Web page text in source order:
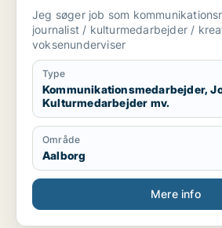
/ kulturmedarbejder /
/ voksenunderviser
Jeg søger job som
journalist / kulturmedarbejder /
voksenunderviser
Type
Kommunikationsmedarbejder,
Kulturmedarbejder mv.
Område
Aalborg
Mere info